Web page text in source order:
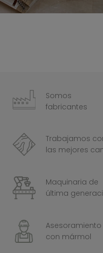
Somos
fabricantes
Trabajamos
las mejores
Maquinaria de
última
con mármol